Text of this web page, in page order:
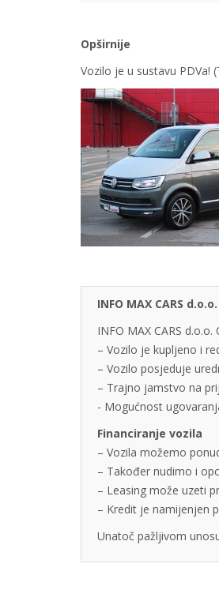
Opširnije
Vozilo je u sustavu PDVa!
INFO MAX CARS
INFO MAX CARS
– Vozilo je kupljeno i
– Vozilo posjeduje
– Trajno jamstvo na
- Mogućnost
Financiranje vozila
– Vozila možemo
– Također nudimo i
– Leasing može uzeti
– Kredit je namijenjen
Unatoč pažljivom